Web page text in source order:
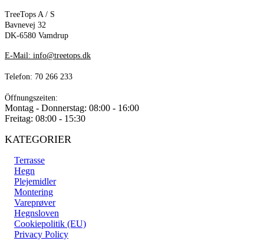
TreeTops A / S
Bavnevej 32
DK-6580 Vamdrup
E-Mail: info@treetops.dk
Telefon: 70 266 233
Öffnungszeiten:
Montag - Donnerstag: 08:00 - 16:00
Freitag: 08:00 - 15:30
KATEGORIER
Terrasse
Hegn
Plejemidler
Montering
Vareprøver
Hegnsloven
Cookiepolitik (EU)
Privacy Policy